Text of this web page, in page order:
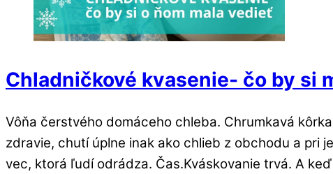
Chladničkové kvasenie- čo by si
Vôňa čerstvého domáceho chleba. Chrumkavá
zdravie, chutí úplne inak ako chlieb z obchodu a pri
vec, ktorá ľudí odrádza. Čas.Kváskovanie trvá. A